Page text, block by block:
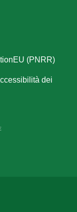
(PNRR)
dei